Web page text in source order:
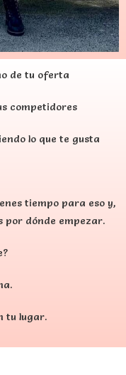
de tu oferta
competidores
lo que te gusta
tiempo para eso y,
por dónde empezar.
tu lugar.